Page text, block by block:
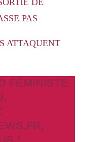
DE
PAS
ATTAQUENT
FÉMINISTE